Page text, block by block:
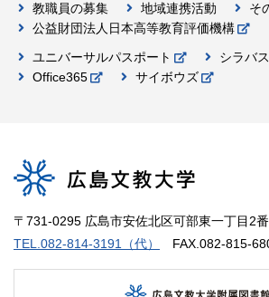
教職員の募集
地域連携活動
そ
公益財団法人日本高等教育評価機構
ユニバーサルパスポート
シラバス
Office365
サイボウズ
〒731-0295 広島市安佐北区可部東一丁目2
TEL.082-814-3191（代）
FAX.082-815-